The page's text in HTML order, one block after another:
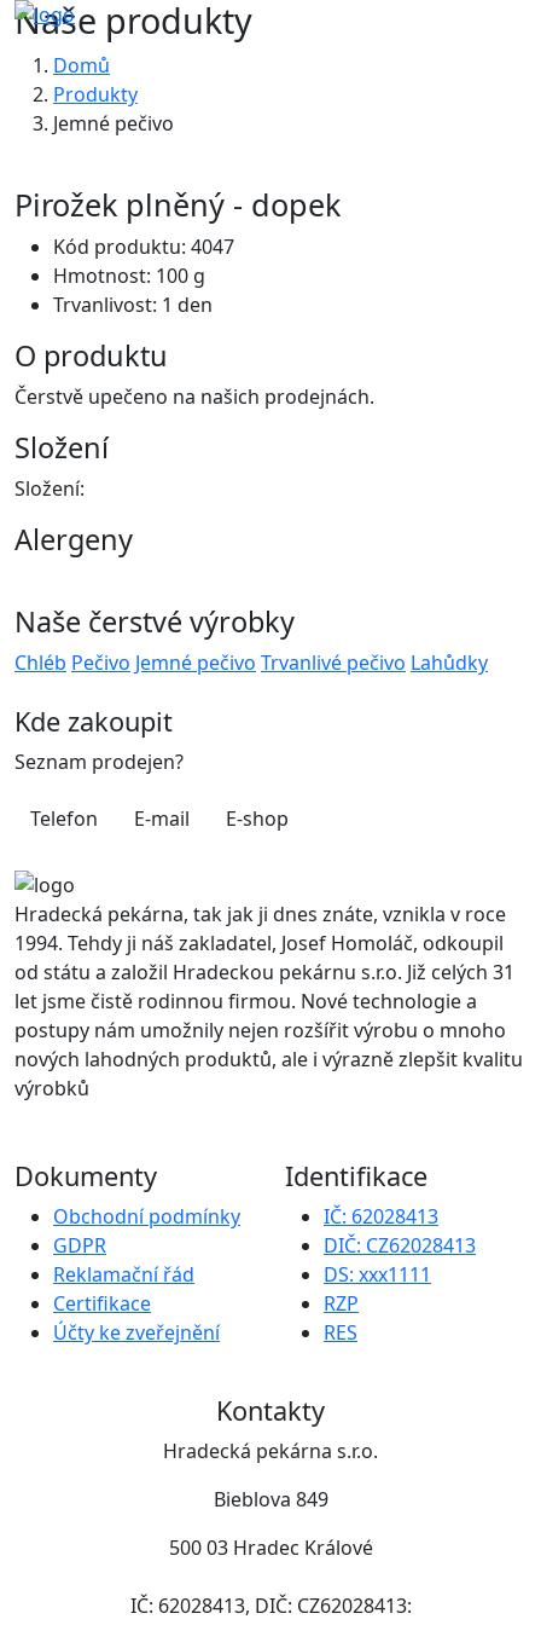
Naše produkty
Domů
Produkty
Jemné pečivo
Pirožek plněný - dopek
Kód produktu: 4047
Hmotnost: 100 g
Trvanlivost: 1 den
O produktu
Čerstvě upečeno na našich prodejnách.
Složení
Složení:
Alergeny
Naše čerstvé výrobky
Chléb Pečivo Jemné pečivo Trvanlivé pečivo Lahůdky
Kde zakoupit
Seznam prodejen?
Telefon E-mail E-shop
Hradecká pekárna, tak jak ji dnes znáte, vznikla v roce
1994. Tehdy ji náš zakladatel, Josef Homoláč, odkoupil
od státu a založil Hradeckou pekárnu s.r.o. Již celých 31
let jsme čistě rodinnou firmou. Nové technologie a
postupy nám umožnily nejen rozšířit výrobu o mnoho
nových lahodných produktů, ale i výrazně zlepšit kvalitu
výrobků
Dokumenty
Obchodní podmínky
GDPR
Reklamační řád
Certifikace
Účty ke zveřejnění
Identifikace
IČ: 62028413
DIČ: CZ62028413
DS: xxx1111
RZP
RES
Kontakty
Hradecká pekárna s.r.o.
Bieblova 849
500 03 Hradec Králové
IČ: 62028413, DIČ: CZ62028413: